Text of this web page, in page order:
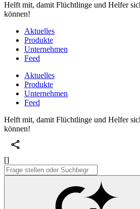
Helft mit, damit Flüchtlinge und Helfer
können!
Aktuelles
Produkte
Unternehmen
Feed
Aktuelles
Produkte
Unternehmen
Feed
Helft mit, damit Flüchtlinge und Helfer
können!
[]